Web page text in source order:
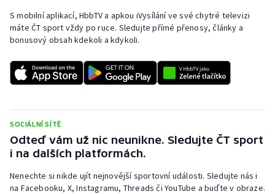
Rychlostní kanoistika
Short track
Stolní tenis
Triatlon
Veslování
S mobilní aplikací, HbbTV a apkou iVysílání ve své chytré televizi
máte ČT sport vždy po ruce. Sledujte přímé přenosy, články a
bonusový obsah kdekoli a kdykoli.
SOCIÁLNÍ SÍTĚ
Odteď vám už nic neunikne. Sledujte ČT sport
i na dalších platformách.
Nenechte si nikde ujít nejnovější sportovní události. Sledujte nás i
na Facebooku, X, Instagramu, Threads či YouTube a buďte v obraze.